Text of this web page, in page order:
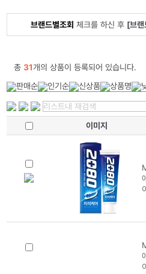
브랜드별조회 체크를 하신 후 [브랜
총 31개의 상품이 등록되어 있습니다.
이미지